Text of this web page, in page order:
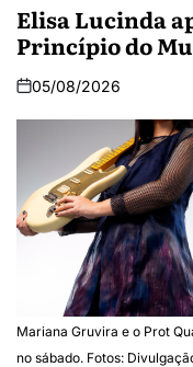
Elisa Lucinda
Princípio do
05/08/2026
Mariana Gruvira e o Prot
no sábado. Fotos: